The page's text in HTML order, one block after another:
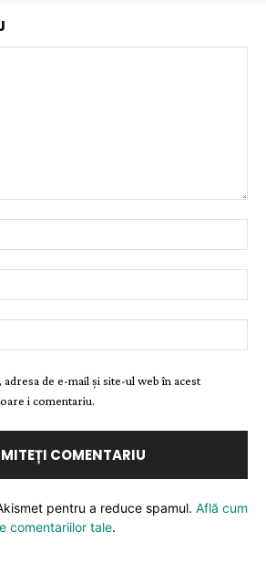
adresa de e-mail și site-ul web în acest
i comentariu.
pentru a reduce spamul. Află cum
comentariilor tale.